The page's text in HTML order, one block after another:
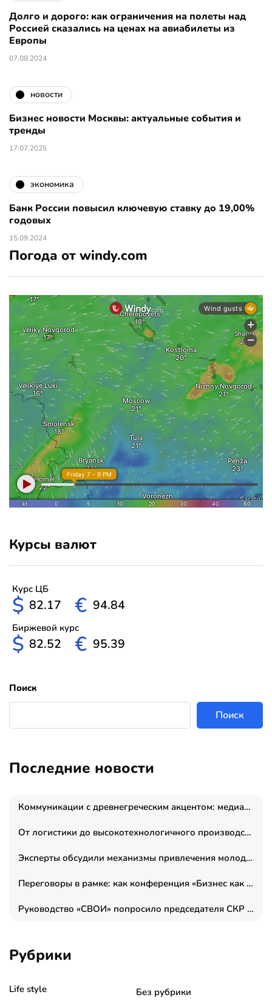
Долго и дорого: как ограничения на полеты над
Россией сказались на ценах на авиабилеты из
Европы
07.08.2024
новости
Бизнес новости Москвы: актуальные события и
тренды
17.07.2025
экономика
Банк России повысил ключевую ставку до 19,00%
годовых
15.09.2024
Погода от windy.com
Курсы валют
Курс ЦБ
$ 82.17 € 94.84
Биржевой курс
$ 82.52 € 95.39
Поиск
Поиск
Последние новости
Коммуникации с древнегреческим акцентом: медиаменеджер и журналист Владимир Дергачев запустил коммуникационное агентство «Сократ 2.0»
От логистики до высокотехнологичного производства: как основатель “гагаринга” выстраивает экосистему безопасности и гражданских БПЛА
Эксперты обсудили механизмы привлечения молодых специалистов в промышленные города
Переговоры в рамке: как конференция «Бизнес как искусство» переформатирует деловой этикет в стенах ТПП РФ
Руководство «СВОИ» попросило председателя СКР дать правовую оценку обысков в тыловом штабе
Рубрики
Life style Без рубрики